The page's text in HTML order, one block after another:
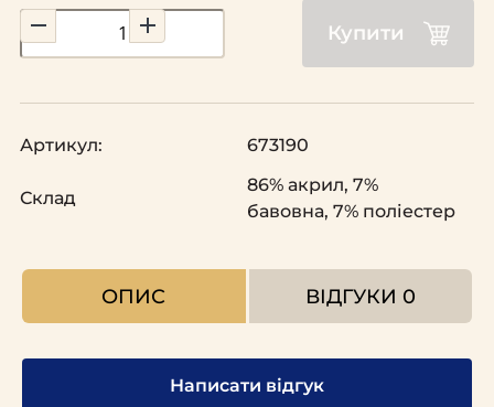
Купити
Артикул: 673190
Склад
86% акрил, 7%
бавовна, 7% поліестер
ОПИС ВІДГУКИ 0
Написати відгук